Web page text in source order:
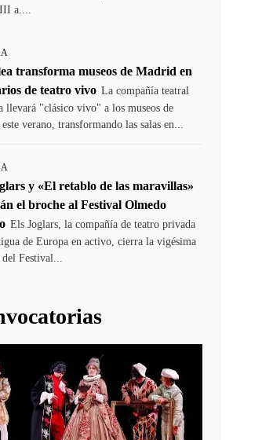
a....
transforma museos de Madrid en
de teatro vivo La compañía teatral
llevará "clásico vivo" a los museos de
verano, transformando las salas en...
y «El retablo de las maravillas»
el broche al Festival Olmedo
Els Joglars, la compañía de teatro privada
de Europa en activo, cierra la vigésima
Festival...